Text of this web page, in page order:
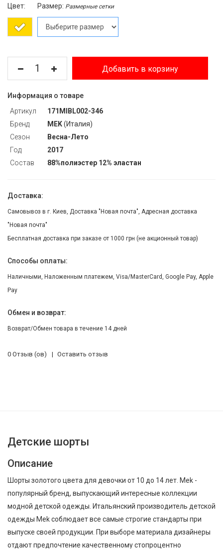
Цвет: Размер: Размерные сетки
Добавить в корзину
Информация о товаре
Артикул
171MIBL002-346
Бренд
MEK(Италия)
Сезон
Весна-Лето
Год
2017
Состав
88%полиэстер 12% эластан
Доставка:
Самовывоз в г. Киев, Доставка "Новая почта", Адресная доставка
"Новая почта"
Бесплатная доставка при заказе от 1000 грн (не акционный товар)
Способы оплаты:
Наличными, Наложенным платежем, Visa/MasterCard, Google Pay, Apple
Pay
Обмен и возврат:
Возврат/Обмен товара в течение 14 дней
0 Отзыв (ов) Оставить отзыв
Детские шорты
Описание
Шорты золотого цвета для девочки от 10 до 14 лет. Mek -
популярный бренд, выпускающий интересные коллекции
модной детской одежды. Итальянский производитель детской
одежды Mek соблюдает все самые строгие стандарты при
выпуске своей продукции. При выборе материала дизайнеры
отдают предпочтение качественному стопроцентно